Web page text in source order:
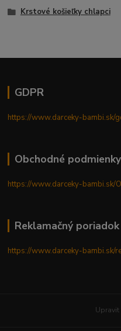
Krstové košieľky chlapci
GDPR
https://www.darceky-bambi.sk/
Obchodné podmienky
https://www.darceky-bambi.sk/
Reklamačný poriadok
https://www.darceky-bambi.sk/